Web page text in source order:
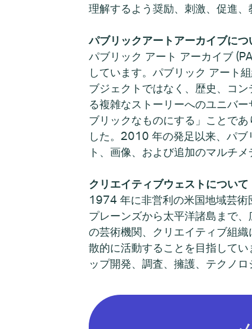
理解するよう奨励、刺激、促進
パブリックアートアーカイブにつ
パブリック アート アーカイブ
しています。パブリック アート
ブジェクトではなく、歴史、コ
る複雑なストーリーへのユニバ
ブリックなものにする」ことで
した。2010 年の発足以来、パブ
ト、画像、および追加のマルチ
クリエイティブウェストについて
1974 年に非営利の米国地域芸術
プレーンズから太平洋諸島まで
の芸術機関、クリエイティブ組
散的に活動することを目指して
ップ開発、調査、擁護、テクノ